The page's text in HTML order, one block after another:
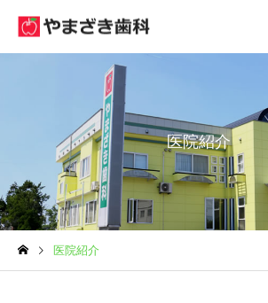
コミュニケーション
医院紹介
医院紹介